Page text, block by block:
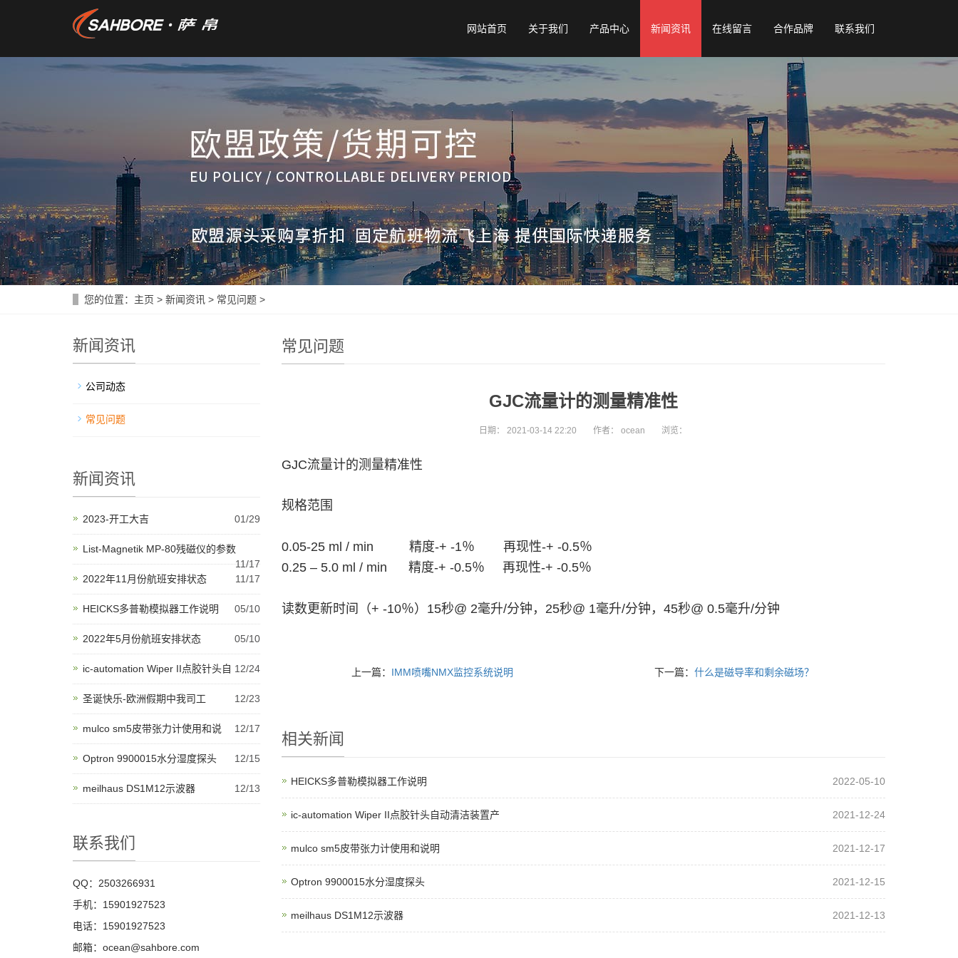
网站首页 关于我们 产品中心 新闻资讯 在线留言 合作品牌 联系我们
您的位置： 主页 > 新闻资讯 > 常见问题 >
常见问题
GJC流量计的测量精准性
日期：2021-03-14 22:20 作者：ocean 浏览：
GJC流量计的测量精准性
规格范围
0.05-25 ml / min 精度-+ -1％ 再现性-+ -0.5％
0.25 – 5.0 ml / min 精度-+ -0.5％ 再现性-+ -0.5％
读数更新时间（+ -10％）15秒@ 2毫升/分钟，25秒@ 1毫升/分钟，45秒@ 0.5毫升/分钟
上一篇： IMM喷嘴NMX监控系统说明 下一篇：什么是磁导率和剩余磁场？
相关新闻
HEICKS多普勒模拟器工作说明 2022-05-10
ic-automation Wiper II点胶针头自动清洁装置产 2021-12-24
mulco sm5皮带张力计使用和说明 2021-12-17
Optron 9900015水分湿度探头 2021-12-15
meilhaus DS1M12示波器 2021-12-13
新闻资讯
公司动态
常见问题
新闻资讯
2023-开工大吉 01/29
List-Magnetik MP-80残磁仪的参数
11/17
2022年11月份航班安排状态
11/17
HEICKS多普勒模拟器工作说明 05/10
2022年5月份航班安排状态 05/10
ic-automation Wiper II点胶针头自 12/24
圣诞快乐-欧洲假期中我司工 12/23
mulco sm5皮带张力计使用和说 12/17
Optron 9900015水分湿度探头 12/15
meilhaus DS1M12示波器 12/13
联系我们
QQ：2503266931
手机：15901927523
电话：15901927523
邮箱：ocean@sahbore.com